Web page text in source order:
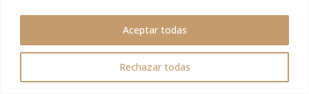
Rechazar todas
Aceptar todas